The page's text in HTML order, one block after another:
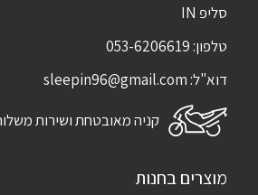
סליפ IN
טלפון:053-6206619
דוא"ל:sleepin96@gmail.com
קניה מאובטחת ושירות
מוצרים בחנות